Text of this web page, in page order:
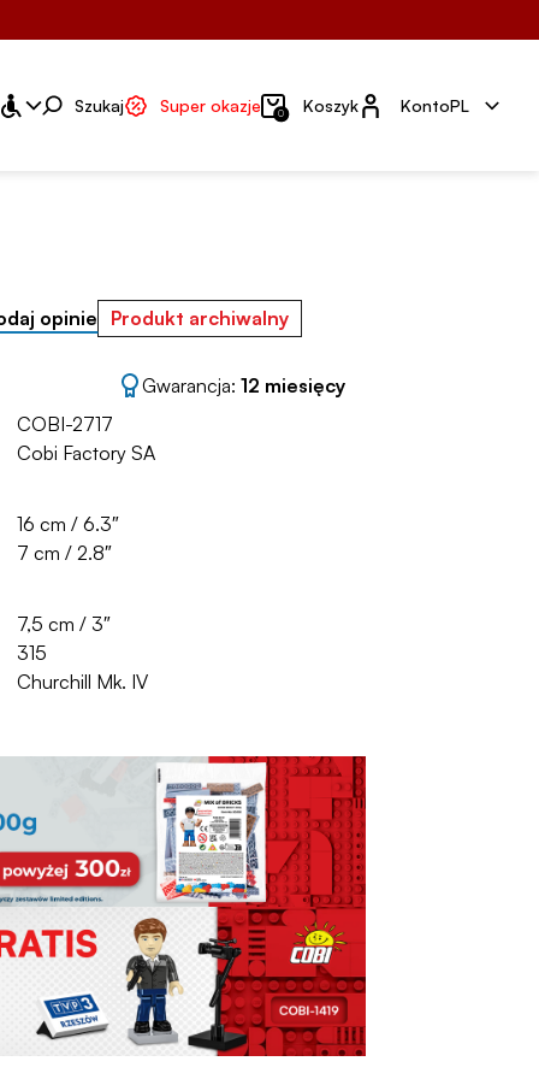
Szukaj Super okazje 0 KoszykKonto
KontoPL
opinie Produkt archiwalny
Gwarancja: 12 miesięcy
COBI-2717
Cobi Factory SA
16 cm / 6.3″
7 cm / 2.8″
7,5 cm / 3″
315
Churchill Mk. IV